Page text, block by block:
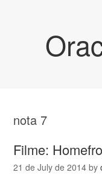
nota 7
Filme:
21 de July de 2014 by